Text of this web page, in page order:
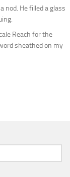
nod. He filled a glass
Reach for the
sheathed on my